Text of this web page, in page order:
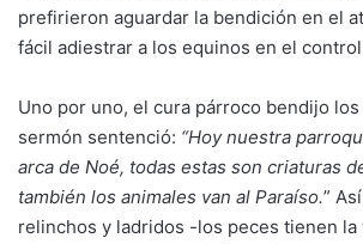
prefirieron aguardar la bendición en el
fácil adiestrar a los equinos en el
Uno por uno, el cura párroco bendijo los
sermón sentenció: “Hoy nuestra
arca de Noé, todas estas son criaturas
también los animales van al Paraíso.”
relinchos y ladridos -los peces tienen